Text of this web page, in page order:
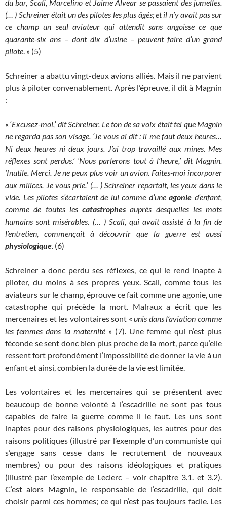
du bar, Scali, Marcelino et Jaime Alvear se passaient des jumelles.
(… ) Schreiner était un des pilotes les plus âgés; et il n’y avait pas sur
ce champ un seul aviateur qui attendît sans angoisse ce que
quarante-six ans – dont dix d’usine – peuvent faire d’un grand
pilote. » (5)
Schreiner a abattu vingt-deux avions alliés. Mais il ne parvient
plus à piloter convenablement. Après l’épreuve, il dit à Magnin
:
« ‘Excusez-moi,’ dit Schreiner. Le ton de sa voix était tel que Magnin
ne regarda pas son visage. ‘Je vous ai dit : il me faut deux heures…
Ni deux heures ni deux jours. J’ai trop travaillé aux mines. Mes
réflexes sont perdus.’ ‘Nous parlerons tout à l’heure,’ dit Magnin.
‘Inutile. Merci. Je ne peux plus voir un avion. Faites-moi incorporer
aux milices. Je vous prie.’ (… ) Schreiner repartait, les yeux dans le
vide. Les pilotes s’écartaient de lui comme d’uneagonie d’enfant,
comme de toutes les catastrophes auprès desquelles les mots
humains sont misérables. (… ) Scali, qui avait assisté à la fin de
l’entretien, commençait à découvrir que la guerre est aussi
physiologique. (6)
Schreiner a donc perdu ses réflexes, ce qui le rend inapte à
piloter, du moins à ses propres yeux. Scali, comme tous les
aviateurs sur le champ, éprouve ce fait comme une agonie, une
catastrophe qui précède la mort. Malraux a écrit que les
mercenaires et les volontaires sont «unis dans l’aviation comme
les femmes dans la maternité» (7). Une femme qui n’est plus
féconde se sent donc bien plus proche de la mort, parce qu’elle
ressent fort profondément l’impossibilité de donner la vie à un
enfant et ainsi, combien la durée de la vie est limitée.
Les volontaires et les mercenaires qui se présentent avec
beaucoup de bonne volonté à l’escadrille ne sont pas tous
capables de faire la guerre comme il le faut. Les uns sont
inaptes pour des raisons physiologiques, les autres pour des
raisons politiques (illustré par l’exemple d’un communiste qui
s’engage sans cesse dans le recrutement de nouveaux
membres) ou pour des raisons idéologiques et pratiques
(illustré par l’exemple de Leclerc – voir chapitre 3.1. et 3.2).
C’est alors Magnin, le responsable de l’escadrille, qui doit
choisir parmi ces hommes; ce qui n’est pas toujours facile. Les